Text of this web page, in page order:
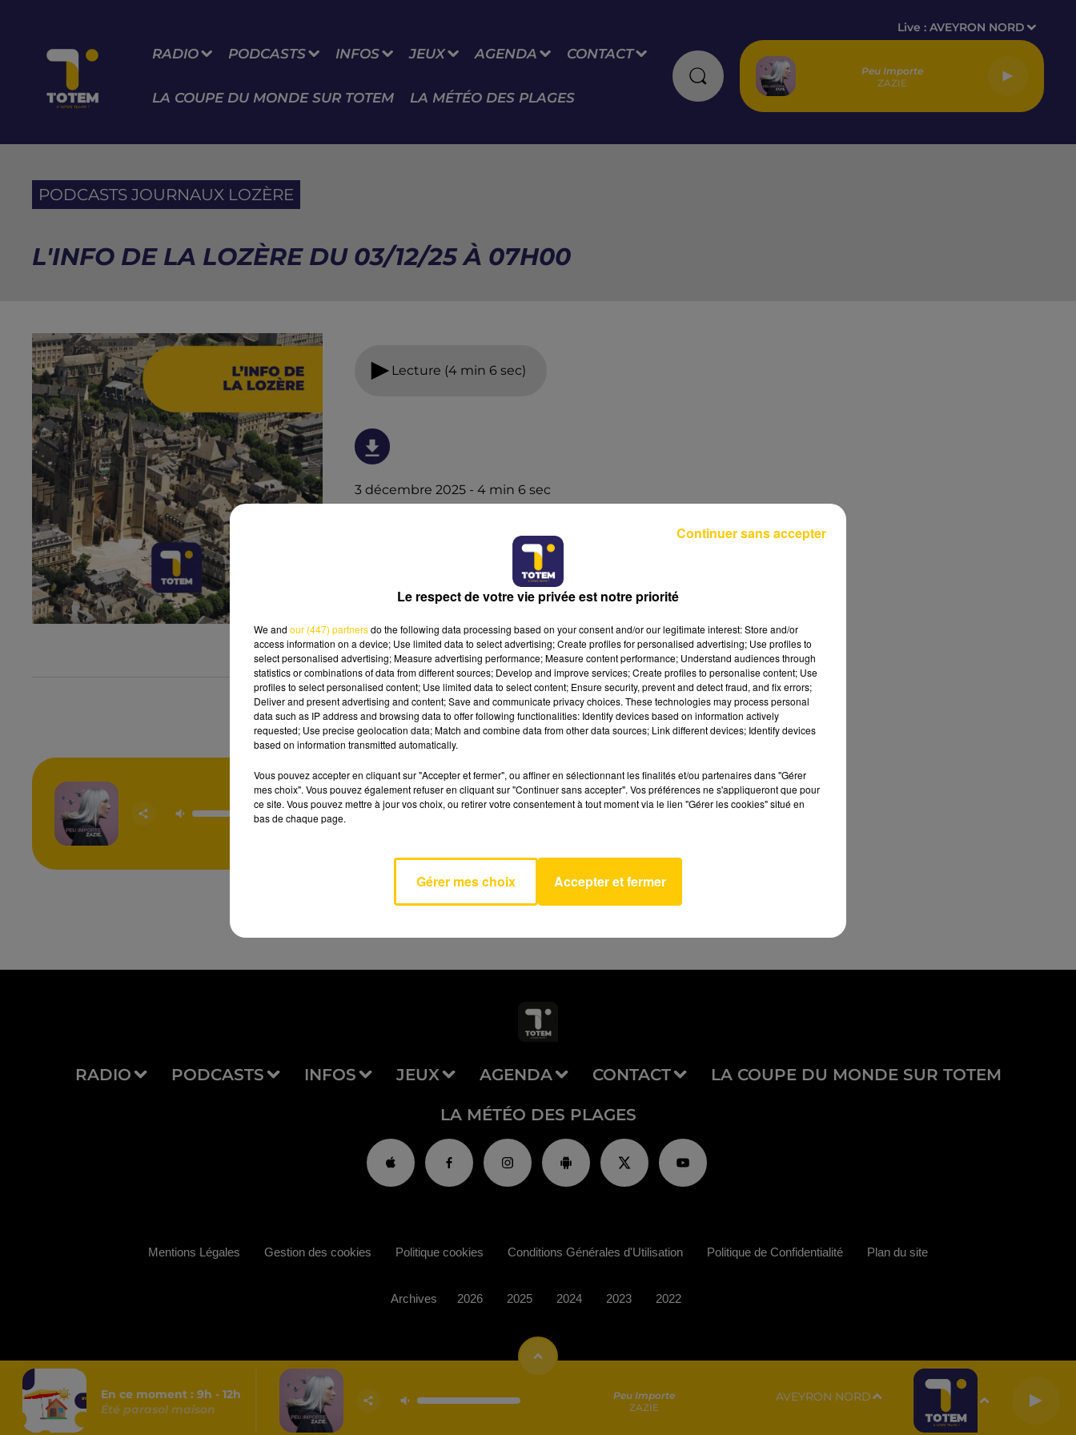
RADIO PODCASTS INFOS JEUX AGENDA CONTACT
LA COUPE DU MONDE SUR TOTEM LA MÉTÉO DES PLAGES
Live :AVEYRON NORD
Peu Importe
ZAZIE
PODCASTS JOURNAUX LOZÈRE
L'INFO DE LA LOZÈRE DU 03/12/25 À 07H00
Lecture (4 min 6 sec)
3 décembre 2025 - 4 min 6 sec
Peu Importe
ZAZIE
AVEYRON NORD
RADIO PODCASTS INFOS JEUX AGENDA CONTACT LA COUPE DU MONDE SUR TOTEM
LA MÉTÉO DES PLAGES
En ce moment : 9h - 12h
Été parasol maison
Peu Importe
ZAZIE
AVEYRON NORD
Mentions Légales Gestion des cookies Politique cookies Conditions Générales d'Utilisation Politique de Confidentialité Plan du site
Archives 2026 2025 2024 2023 2022
Le respect de votre vie privée est notre priorité
We and our (447) partnersdo the following data processing based on your consent and/or our legitimate interest: Store and/or
access information on a device; Use limited data to select advertising; Create profiles for personalised advertising; Use profiles to
select personalised advertising; Measure advertising performance; Measure content performance; Understand audiences through
statistics or combinations of data from different sources; Develop and improve services; Create profiles to personalise content; Use
profiles to select personalised content; Use limited data to select content; Ensure security, prevent and detect fraud, and fix errors;
Deliver and present advertising and content; Save and communicate privacy choices. These technologies may process personal
data such as IP address and browsing data to offer following functionalities: Identify devices based on information actively
requested; Use precise geolocation data; Match and combine data from other data sources; Link different devices; Identify devices
based on information transmitted automatically.
Vous pouvez accepter en cliquant sur "Accepter et fermer", ou affiner en sélectionnant les finalités et/ou partenaires dans "Gérer
mes choix". Vous pouvez également refuser en cliquant sur "Continuer sans accepter". Vos préférences ne s'appliqueront que pour
ce site. Vous pouvez mettre à jour vos choix, ou retirer votre consentement à tout moment via le lien "Gérer les cookies" situé en
bas de chaque page.
Gérer mes choix Accepter et fermer
Continuer sans accepter